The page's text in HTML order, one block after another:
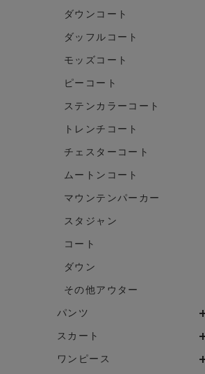
ダウンコート
ダッフルコート
モッズコート
ピーコート
ステンカラーコート
トレンチコート
チェスターコート
ムートンコート
マウンテンパーカー
スタジャン
コート
ダウン
その他アウター
パンツ
スカート
ワンピース